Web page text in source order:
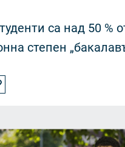
са над 50 %
степен